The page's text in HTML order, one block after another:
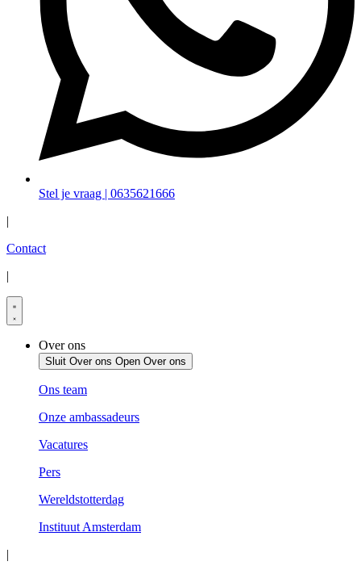
Stel je vraag | 0635621666
|
Contact
|
Over ons
Sluit Over ons Open Over ons
Ons team
Onze ambassadeurs
Vacatures
Pers
Wereldstotterdag
Instituut Amsterdam
|